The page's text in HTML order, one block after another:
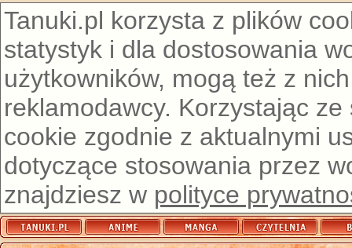
Tanuki.pl korzysta z plików
statystyk i dla dostosowania
użytkowników, mogą też z
reklamodawcy. Korzystając
cookie zgodnie z aktualnymi
dotyczące stosowania przez
znajdziesz w polityce